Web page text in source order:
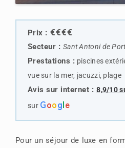
Prix : €€€€
Secteur : Sant Antoni de
Prestations : piscines
vue sur la mer, jacuzzi, plage
Avis sur internet : 8,9/10
sur Google
Pour un séjour de luxe en